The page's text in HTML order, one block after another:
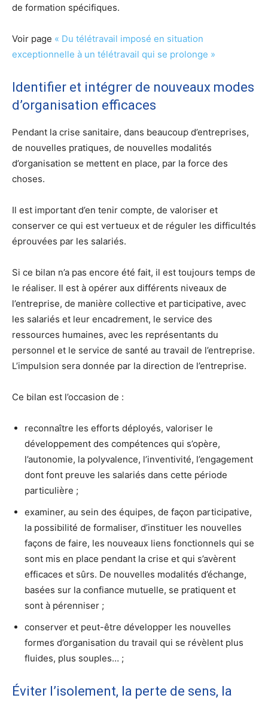
de formation spécifiques.
Voir page « Du télétravail imposé en situation
exceptionnelle à un télétravail qui se prolonge »
Identifier et intégrer de nouveaux modes
d’organisation efficaces
Pendant la crise sanitaire, dans beaucoup d’entreprises,
de nouvelles pratiques, de nouvelles modalités
d’organisation se mettent en place, par la force des
choses.
Il est important d’en tenir compte, de valoriser et
conserver ce qui est vertueux et de réguler les difficultés
éprouvées par les salariés.
Si ce bilan n’a pas encore été fait, il est toujours temps de
le réaliser. Il est à opérer aux différents niveaux de
l’entreprise, de manière collective et participative, avec
les salariés et leur encadrement, le service des
ressources humaines, avec les représentants du
personnel et le service de santé au travail de l’entreprise.
L’impulsion sera donnée par la direction de l’entreprise.
Ce bilan est l’occasion de :
reconnaître les efforts déployés, valoriser le
développement des compétences qui s’opère,
l’autonomie, la polyvalence, l’inventivité, l’engagement
dont font preuve les salariés dans cette période
particulière ;
examiner, au sein des équipes, de façon participative,
la possibilité de formaliser, d’instituer les nouvelles
façons de faire, les nouveaux liens fonctionnels qui se
sont mis en place pendant la crise et qui s’avèrent
efficaces et sûrs. De nouvelles modalités d’échange,
basées sur la confiance mutuelle, se pratiquent et
sont à pérenniser ;
conserver et peut-être développer les nouvelles
formes d’organisation du travail qui se révèlent plus
fluides, plus souples… ;
Éviter l’isolement, la perte de sens, la